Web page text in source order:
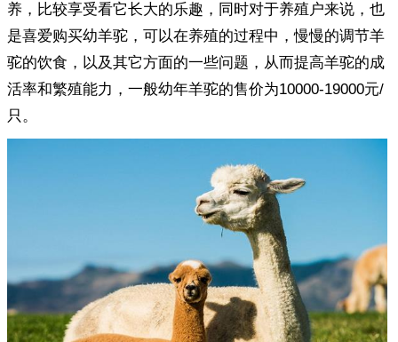
养，比较享受看它长大的乐趣，同时对于养殖户来说，也
是喜爱购买幼羊驼，可以在养殖的过程中，慢慢的调节羊
驼的饮食，以及其它方面的一些问题，从而提高羊驼的成
活率和繁殖能力，一般幼年羊驼的售价为10000-19000元/
只。